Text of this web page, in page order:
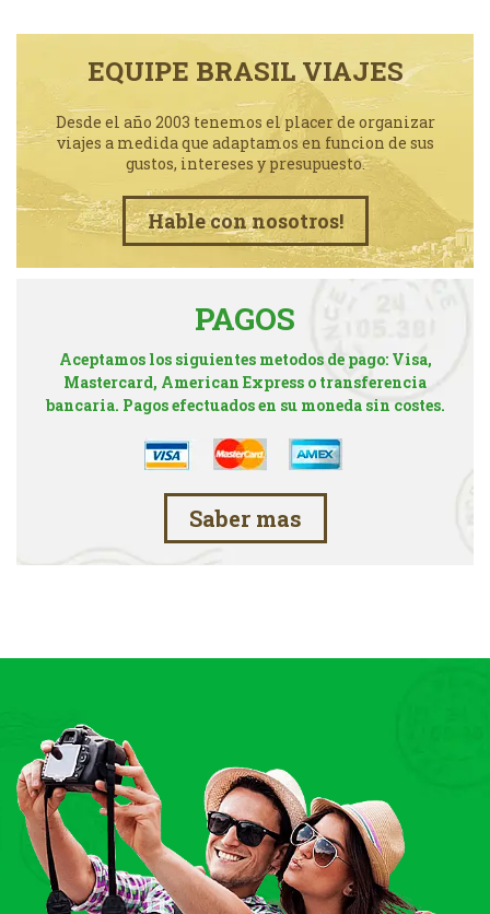
EQUIPE BRASIL VIAJES
Desde el año 2003 tenemos el placer de organizar
viajes a medida que adaptamos en funcion de sus
gustos, intereses y presupuesto.
Hable con nosotros!
PAGOS
Aceptamos los siguientes metodos de pago: Visa,
Mastercard, American Express o transferencia
bancaria. Pagos efectuados en su moneda sin costes.
Saber mas